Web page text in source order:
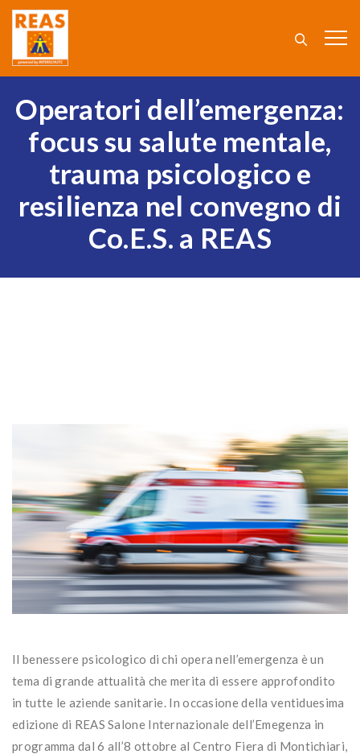
Operatori dell’emergenza:
focus su salute mentale,
trauma psicologico e
resilienza nel convegno di
Co.E.S. a REAS
Il benessere psicologico di chi opera nell’emergenza è un
tema di grande attualità che merita di essere approfondito
in tutte le aziende sanitarie. In occasione della ventiduesima
edizione di REAS Salone Internazionale dell’Emegenza in
programma dal 6 all’8 ottobre al Centro Fiera di Montichiari,